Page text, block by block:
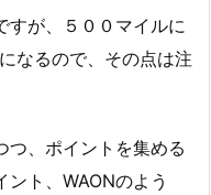
すが、５００マイルに
なるので、その点は注
つ、ポイントを集める
ト、WAONのよう